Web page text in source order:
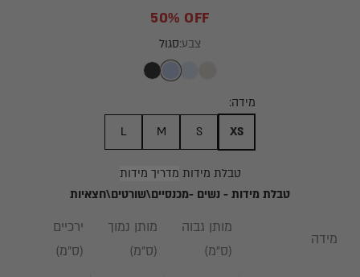
50% OFF
צבע:סגול
BEIGE
BLUE
VIOLET
BLACK
מידה:
XS
S
M
L
טבלת מידות מדריך מידות
טבלת מידות - נשים -מכנסיים\שורטים\חצאיות
מידה
מותן גבוה
(ס"מ)
מותן נמוך
(ס"מ)
ירכיים
(ס"מ)